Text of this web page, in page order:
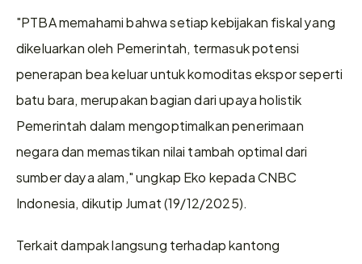
"PTBA memahami bahwa setiap kebijakan fiskal yang
dikeluarkan oleh Pemerintah, termasuk potensi
penerapan bea keluar untuk komoditas ekspor seperti
batu bara, merupakan bagian dari upaya holistik
Pemerintah dalam mengoptimalkan penerimaan
negara dan memastikan nilai tambah optimal dari
sumber daya alam," ungkap Eko kepada CNBC
Indonesia, dikutip Jumat (19/12/2025).
Terkait dampak langsung terhadap kantong